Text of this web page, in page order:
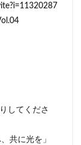
してくださ
共に光を」